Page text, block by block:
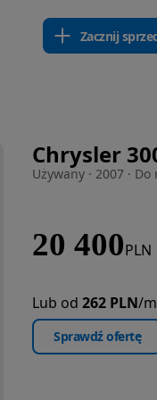
Zacznij
Chrysler
Używany · 2007 ·
20 400PLN
Lub od 262 PLN/
Sprawdź ofertę